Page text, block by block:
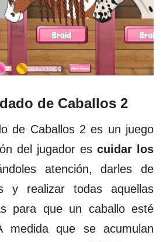
de Caballos 2
de Caballos 2es un juego
del jugador es cuidar los
atención, darles de
y realizar todas aquellas
para que un caballo esté
medida que se acumulan